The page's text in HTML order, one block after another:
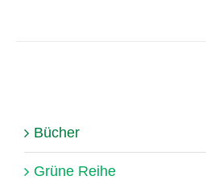
Bücher
Grüne Reihe